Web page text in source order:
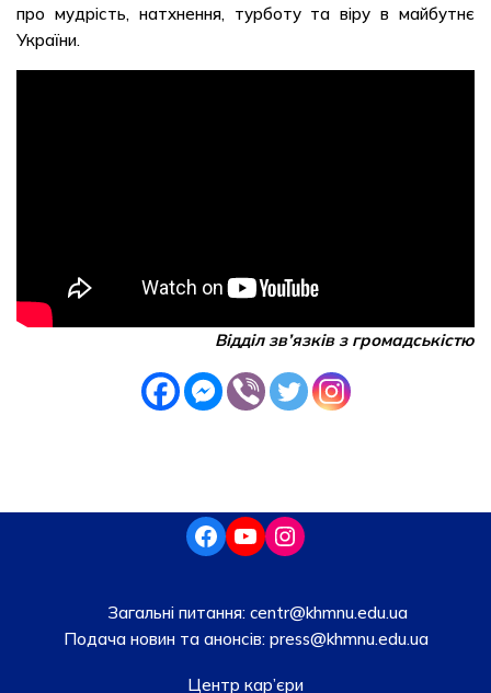
про мудрість, натхнення, турботу та віру в майбутнє
України.
Відділ зв’язків з громадськістю
Загальні питання: centr@khmnu.edu.ua
Подача новин та анонсів:press@khmnu.edu.ua
Центр кар’єри